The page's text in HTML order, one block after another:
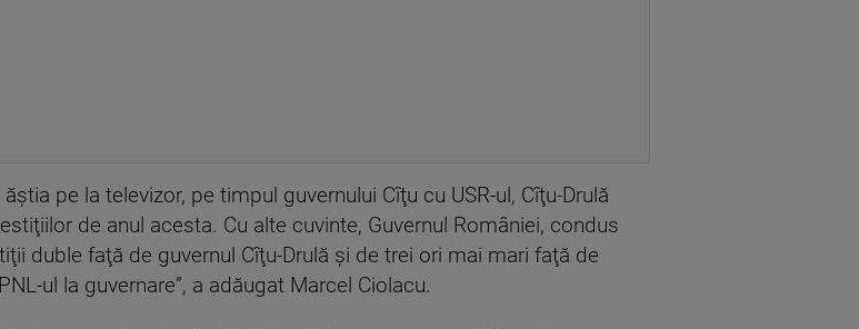
pe la televizor, pe timpul guvernului Cîţu cu USR-ul, Cîţu-Drulă
de anul acesta. Cu alte cuvinte, Guvernul României, condus
duble faţă de guvernul Cîţu-Drulă şi de trei ori mai mari faţă de
ul la guvernare”, a adăugat Marcel Ciolacu.